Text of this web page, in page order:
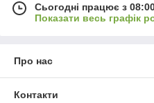
Сьогодні працює з
Показати весь графік
Про нас
Контакти